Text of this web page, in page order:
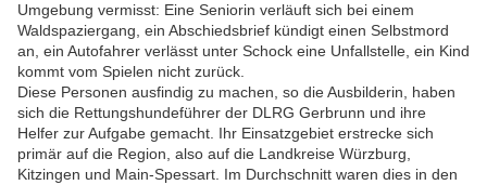
Umgebung vermisst: Eine Seniorin verläuft sich bei einem
Waldspaziergang, ein Abschiedsbrief kündigt einen Selbstmord
an, ein Autofahrer verlässt unter Schock eine Unfallstelle, ein Kind
kommt vom Spielen nicht zurück.
Diese Personen ausfindig zu machen, so die Ausbilderin, haben
sich die Rettungshundeführer der DLRG Gerbrunn und ihre
Helfer zur Aufgabe gemacht. Ihr Einsatzgebiet erstrecke sich
primär auf die Region, also auf die Landkreise Würzburg,
Kitzingen und Main-Spessart. Im Durchschnitt waren dies in den